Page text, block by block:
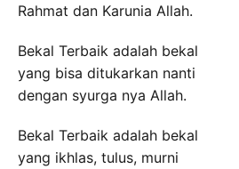
Rahmat dan Karunia Allah.
Bekal Terbaik adalah bekal
yang bisa ditukarkan nanti
dengan syurga nya Allah.
Bekal Terbaik adalah bekal
yang ikhlas, tulus, murni